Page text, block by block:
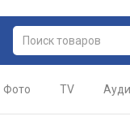
Фото TV